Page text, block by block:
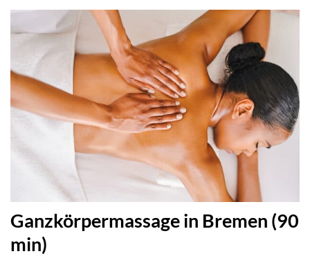
Ganzkörpermassage in Bremen (90
min)